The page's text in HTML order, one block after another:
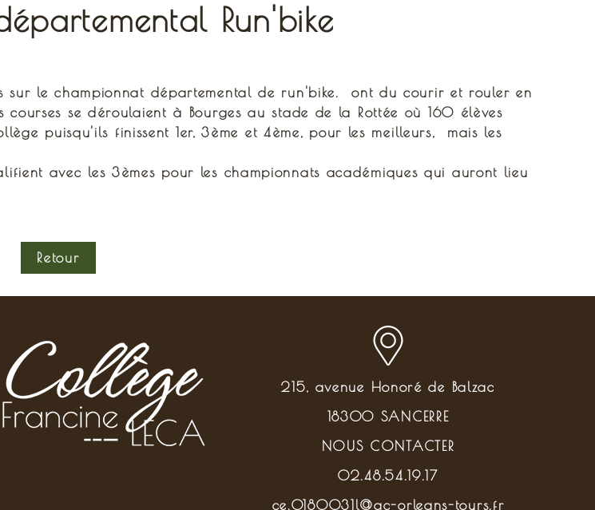
Run'bike
sur le championnat départemental de run'bike. ont du courir et rouler en
se déroulaient à Bourges au stade de la Rottée où 160 élèves
puisqu'ils finissent 1er, 3ème et 4ème, pour les meilleurs, mais les
avec les 3èmes pour les championnats académiques qui auront lieu
Retour
215, avenue Honoré de Balzac
18300 SANCERRE
NOUS CONTACTER
02.48.54.19.17
ce.0180031l@ac-orleans-tours.fr